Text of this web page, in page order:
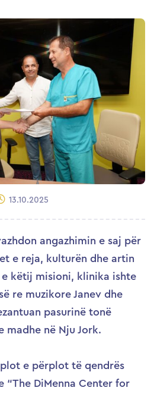
13.10.2025
angazhimin e saj për
e reja, kulturën dhe artin
e këtij misioni, klinika ishte
re muzikore Janev dhe
pasurinë tonë
madhe në Nju Jork.
e përplot të qendrës
“The DiMenna Center for